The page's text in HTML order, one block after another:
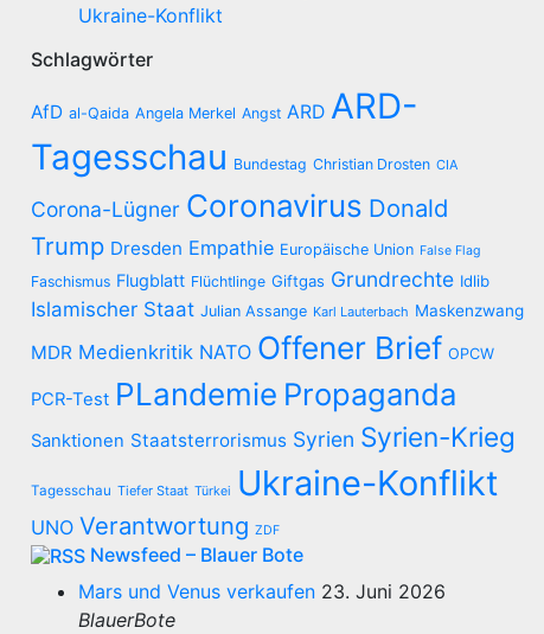
Ukraine-Konflikt
Schlagwörter
AfD al-Qaida Angela Merkel Angst ARD ARD-
Tagesschau Bundestag Christian Drosten CIA
Corona-Lügner Coronavirus Donald
Trump Dresden Empathie Europäische Union False Flag
Faschismus Flugblatt Flüchtlinge Giftgas Grundrechte Idlib
Islamischer Staat Julian Assange Karl Lauterbach Maskenzwang
MDR Medienkritik NATO Offener Brief OPCW
PCR-Test PLandemie Propaganda
Sanktionen Staatsterrorismus Syrien Syrien-Krieg
Tagesschau Tiefer Staat Türkei Ukraine-Konflikt
UNO Verantwortung ZDF
Newsfeed – Blauer Bote
Mars und Venus verkaufen 23. Juni 2026
BlauerBote